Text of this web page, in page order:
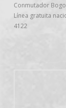
Conmutador
Línea gratuita
4122